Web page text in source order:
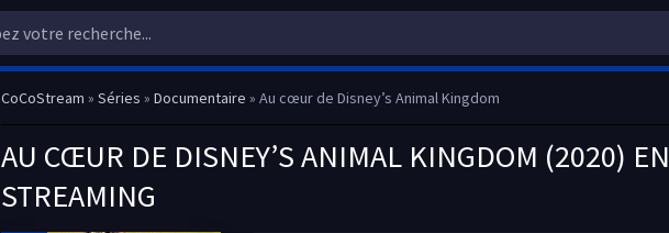
CoCoStream » Séries » Documentaire » Au cœur de Disney’s Animal Kingdom
AU CŒUR DE DISNEY’S ANIMAL KINGDOM (2020) EN
STREAMING